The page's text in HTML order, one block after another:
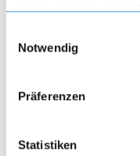
haben oder die sie
Notwendig
Präferenzen
Statistiken
article